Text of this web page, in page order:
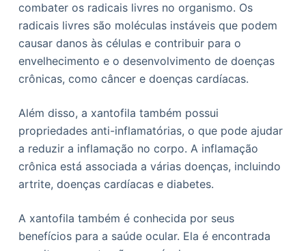
combater os radicais livres no organismo. Os
radicais livres são moléculas instáveis que podem
causar danos às células e contribuir para o
envelhecimento e o desenvolvimento de doenças
crônicas, como câncer e doenças cardíacas.
Além disso, a xantofila também possui
propriedades anti-inflamatórias, o que pode ajudar
a reduzir a inflamação no corpo. A inflamação
crônica está associada a várias doenças, incluindo
artrite, doenças cardíacas e diabetes.
A xantofila também é conhecida por seus
benefícios para a saúde ocular. Ela é encontrada